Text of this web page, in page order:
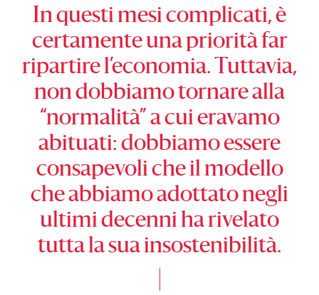
In questi mesi complicati, è
certamente una priorità far
ripartire l’economia. Tuttavia,
non dobbiamo tornare alla
“normalità” a cui eravamo
abituati: dobbiamo essere
consapevoli che il modello
che abbiamo adottato negli
ultimi decenni ha rivelato
tutta la sua insostenibilità.